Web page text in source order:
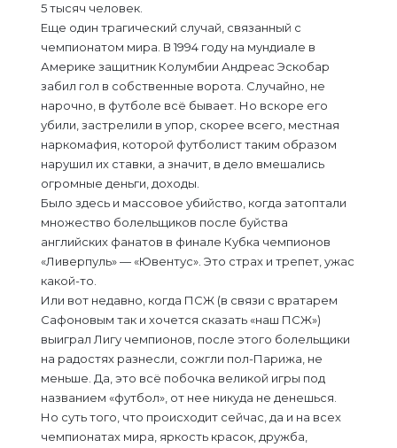
5 тысяч человек.
Еще один трагический случай, связанный с
чемпионатом мира. В 1994 году на мундиале в
Америке защитник Колумбии Андреас Эскобар
забил гол в собственные ворота. Случайно, не
нарочно, в футболе всё бывает. Но вскоре его
убили, застрелили в упор, скорее всего, местная
наркомафия, которой футболист таким образом
нарушил их ставки, а значит, в дело вмешались
огромные деньги, доходы.
Было здесь и массовое убийство, когда затоптали
множество болельщиков после буйства
английских фанатов в финале Кубка чемпионов
«Ливерпуль» — «Ювентус». Это страх и трепет, ужас
какой-то.
Или вот недавно, когда ПСЖ (в связи с вратарем
Сафоновым так и хочется сказать «наш ПСЖ»)
выиграл Лигу чемпионов, после этого болельщики
на радостях разнесли, сожгли пол-Парижа, не
меньше. Да, это всё побочка великой игры под
названием «футбол», от нее никуда не денешься.
Но суть того, что происходит сейчас, да и на всех
чемпионатах мира, яркость красок, дружба,